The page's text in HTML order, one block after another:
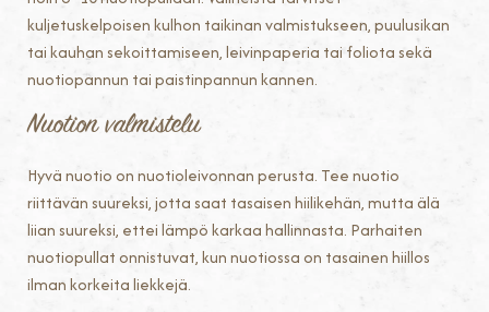
kuljetuskelpoisen kulhon taikinan valmistukseen, puulusikan
tai kauhan sekoittamiseen, leivinpaperia tai foliota sekä
nuotiopannun tai paistinpannun kannen.
Nuotion valmistelu
Hyvä nuotio on nuotioleivonnan perusta. Tee nuotio
riittävän suureksi, jotta saat tasaisen hiilikehän, mutta älä
liian suureksi, ettei lämpö karkaa hallinnasta. Parhaiten
nuotiopullat onnistuvat, kun nuotiossa on tasainen hiillos
ilman korkeita liekkejä.